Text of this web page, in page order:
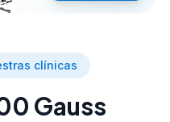
clínicas
Gauss